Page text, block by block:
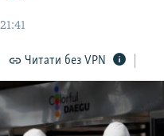
Читати без VPN